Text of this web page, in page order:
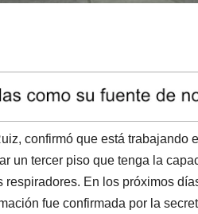
confirmó que está trabajando
un tercer piso que tenga la
En los próximos
fue confirmada por la